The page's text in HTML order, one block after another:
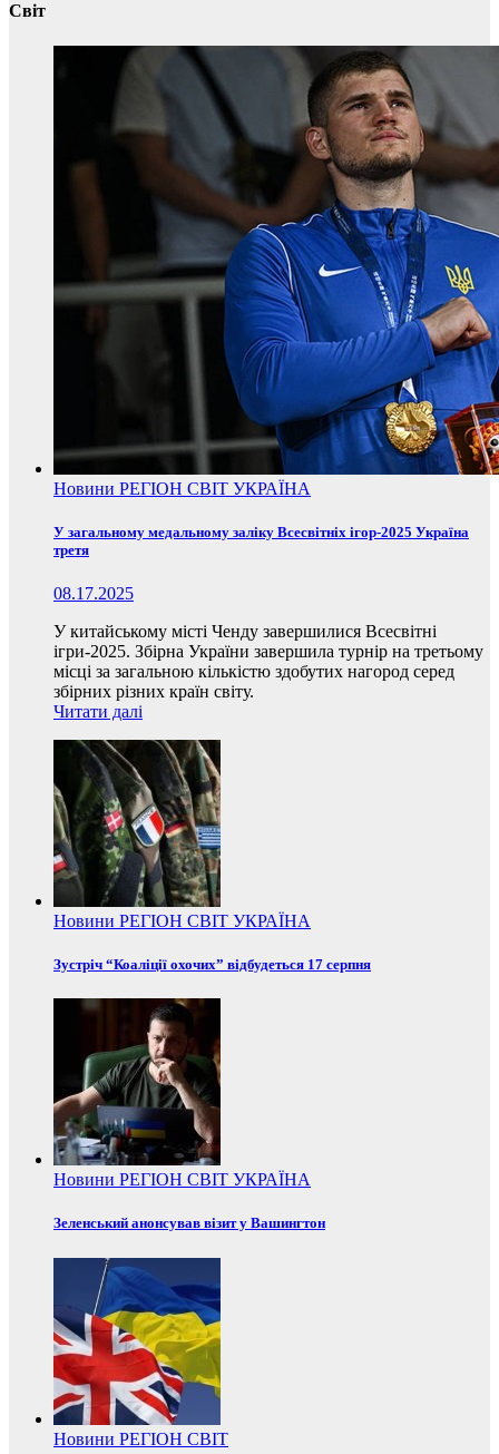
Світ
Новини РЕГІОН СВІТ УКРАЇНА
У загальному медальному заліку Всесвітніх ігор-2025 Україна
третя
08.17.2025
У китайському місті Ченду завершилися Всесвітні
ігри-2025. Збірна України завершила турнір на третьому
місці за загальною кількістю здобутих нагород серед
збірних різних країн світу.
Читати далі
Новини РЕГІОН СВІТ УКРАЇНА
Зустріч “Коаліції охочих” відбудеться 17 серпня
Новини РЕГІОН СВІТ УКРАЇНА
Зеленський анонсував візит у Вашингтон
Новини РЕГІОН СВІТ